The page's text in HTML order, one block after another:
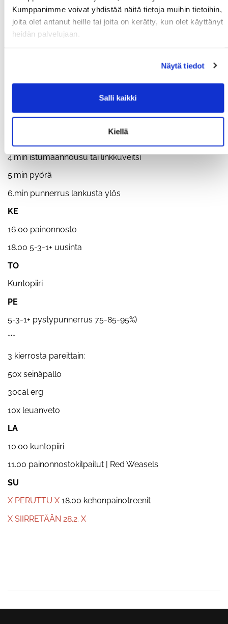
Kumppanimme voivat yhdistää näitä tietoja muihin tietoihin,
joita olet antanut heille tai joita on kerätty, kun olet käyttänyt
heidän palvelujaan.
Näytä tiedot
Salli kaikki
Kiellä
VIIKON TREENIT:
MA
3+3 kierrosta:
2.min tempaus kahvakuulalla tai käsipainolla
4.min istumaannousu tai linkkuveitsi
5.min pyörä
6.min punnerrus lankusta ylös
KE
16.00 painonnosto
18.00 5-3-1+ uusinta
TO
Kuntopiiri
PE
5-3-1+ pystypunnerrus 75-85-95%)
***
3 kierrosta pareittain:
50x seinäpallo
30cal erg
10x leuanveto
LA
10.00 kuntopiiri
11.00 painonnostokilpailut | Red Weasels
SU
X PERUTTU X 18.00 kehonpainotreenit
X SIIRRETÄÄN 28.2. X